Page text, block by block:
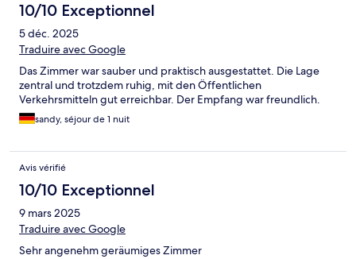
10/10 Exceptionnel
5 déc. 2025
Traduire avec Google
Das Zimmer war sauber und praktisch ausgestattet. Die Lage
zentral und trotzdem ruhig, mit den Öffentlichen
Verkehrsmitteln gut erreichbar. Der Empfang war freundlich.
sandy, séjour de 1 nuit
Avis vérifié
10/10 Exceptionnel
9 mars 2025
Traduire avec Google
Sehr angenehm geräumiges Zimmer